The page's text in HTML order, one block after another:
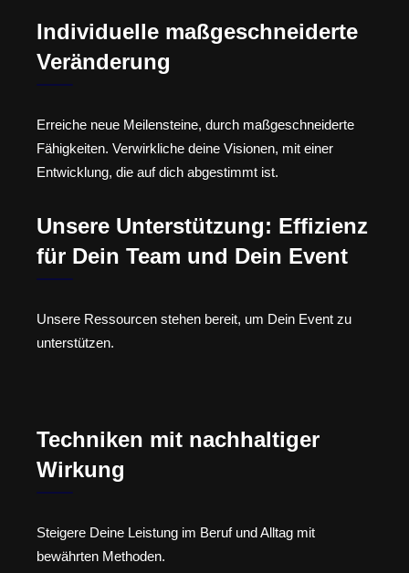
Individuelle maßgeschneiderte
Veränderung
Erreiche neue Meilensteine, durch maßgeschneiderte
Fähigkeiten. Verwirkliche deine Visionen, mit einer
Entwicklung, die auf dich abgestimmt ist.
Unsere Unterstützung: Effizienz
für Dein Team und Dein Event
Unsere Ressourcen stehen bereit, um Dein Event zu
unterstützen.
Techniken mit nachhaltiger
Wirkung
Steigere Deine Leistung im Beruf und Alltag mit
bewährten Methoden.